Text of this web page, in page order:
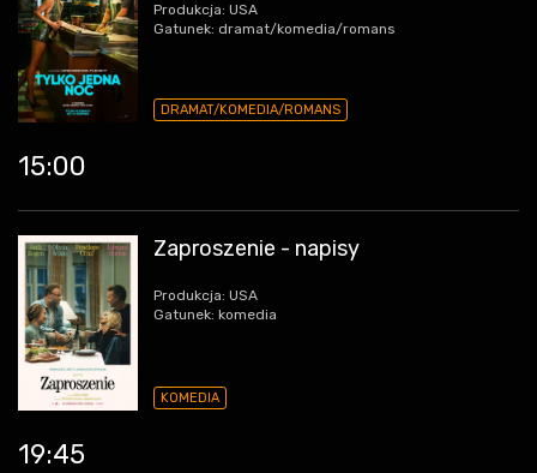
Produkcja: USA
Gatunek: dramat/komedia/romans
DRAMAT/KOMEDIA/ROMANS
15:00
Zaproszenie - napisy
Produkcja: USA
Gatunek: komedia
KOMEDIA
19:45